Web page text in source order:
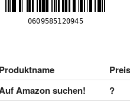
Produktname Preis
Amazon suchen!
?